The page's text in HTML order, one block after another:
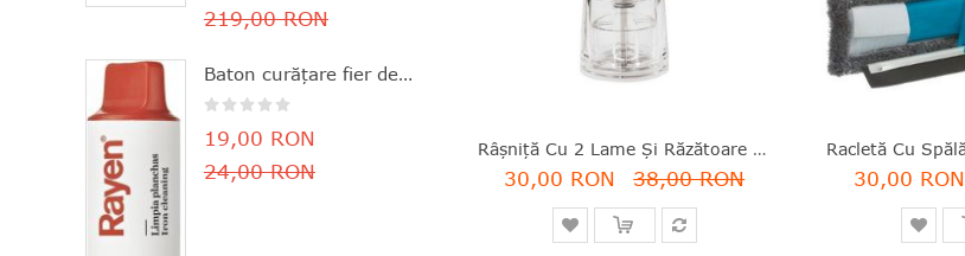
Râşniţă Cu 2 Lame Şi Răzătoare Zenzero, Polipropilenă+inox, Alb, 16x6 Cm, Moha - 7611264360750
30,00 RON 38,00 RON 30,00 RON
219,00 RON
Baton curăţare fier de călcat, parfum de lămâie, 11.8x3 cm, Rayen - 8412955061630
19,00 RON
24,00 RON